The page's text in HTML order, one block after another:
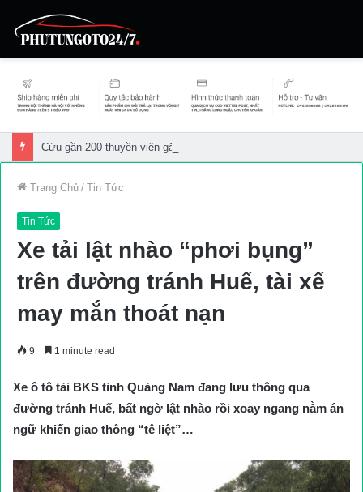
Cứu gần 200 thuyền viên gặp sự cố trên biển
Trang Chủ / Tin Tức
Tin Tức
Xe tải lật nhào “phơi bụng”
trên đường tránh Huế, tài xế
may mắn thoát nạn
9 1 minute read
Xe ô tô tải BKS tỉnh Quảng Nam đang lưu thông qua
đường tránh Huế, bất ngờ lật nhào rồi xoay ngang nằm án
ngữ khiến giao thông “tê liệt”…